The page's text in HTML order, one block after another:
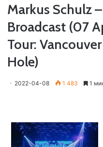
Markus Schulz
Broadcast (07
Tour:
Hole)
2022-04-08 1 483 1